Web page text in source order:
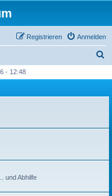
Anmelden
Registrieren
h
- 12:48
und Abhilfe